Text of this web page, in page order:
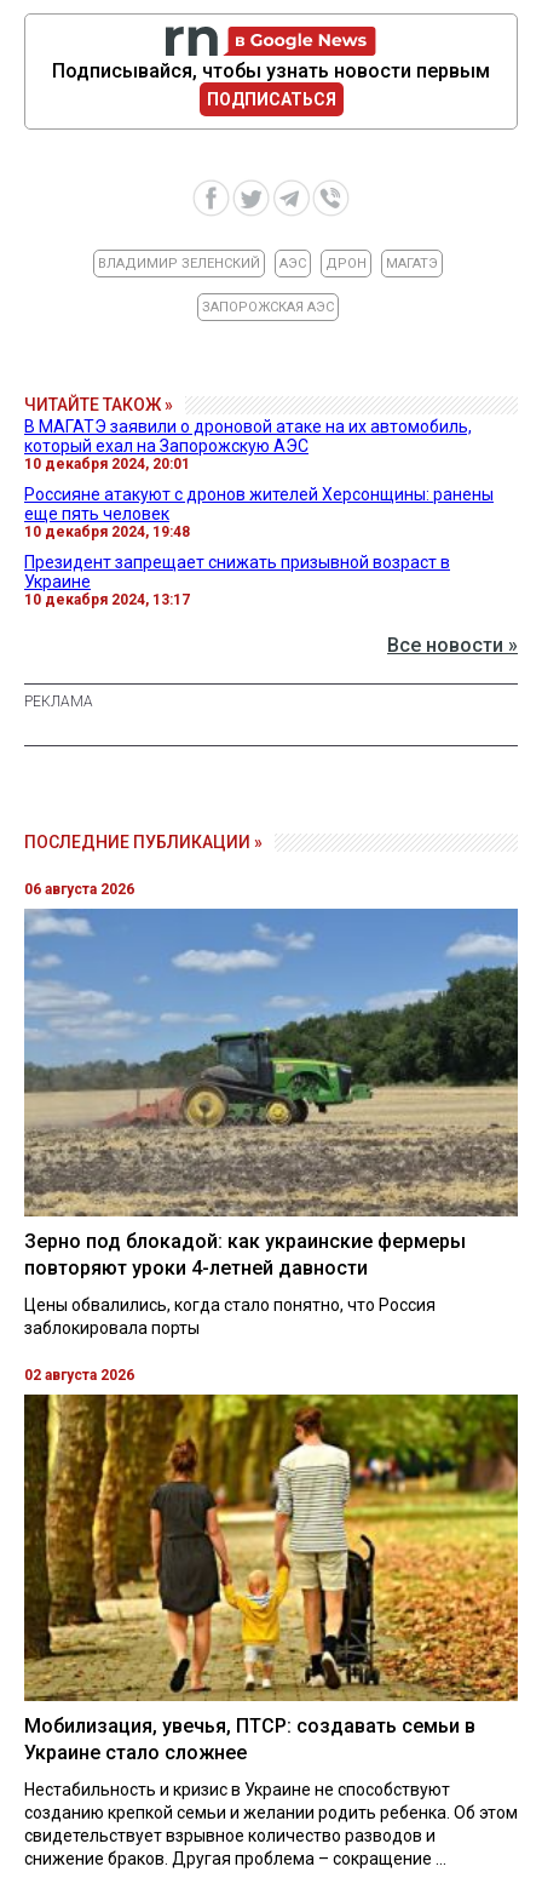
Подписывайся, чтобы узнать новости первым
ПОДПИСАТЬСЯ
ВЛАДИМИР ЗЕЛЕНСКИЙ АЭС ДРОН МАГАТЭ
ЗАПОРОЖСКАЯ АЭС
ЧИТАЙТЕ ТАКОЖ »
В МАГАТЭ заявили о дроновой атаке на их автомобиль,
который ехал на Запорожскую АЭС
10 декабря 2024, 20:01
Россияне атакуют с дронов жителей Херсонщины: ранены
еще пять человек
10 декабря 2024, 19:48
Президент запрещает снижать призывной возраст в
Украине
10 декабря 2024, 13:17
Все новости »
ПОСЛЕДНИЕ ПУБЛИКАЦИИ »
06 августа 2026
Зерно под блокадой: как украинские фермеры
повторяют уроки 4-летней давности
Цены обвалились, когда стало понятно, что Россия
заблокировала порты
02 августа 2026
Мобилизация, увечья, ПТСР: создавать семьи в
Украине стало сложнее
Нестабильность и кризис в Украине не способствуют
созданию крепкой семьи и желании родить ребенка. Об этом
свидетельствует взрывное количество разводов и
снижение браков. Другая проблема – сокращение ...